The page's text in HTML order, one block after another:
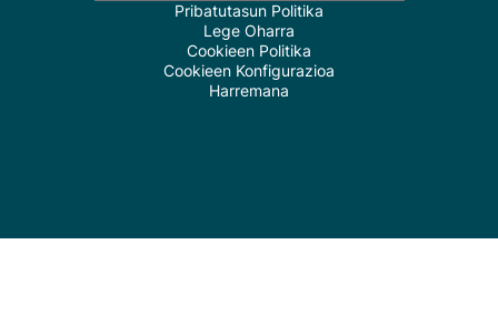
Pribatutasun Politika
Lege Oharra
Cookieen Politika
Cookieen Konfigurazioa
Harremana